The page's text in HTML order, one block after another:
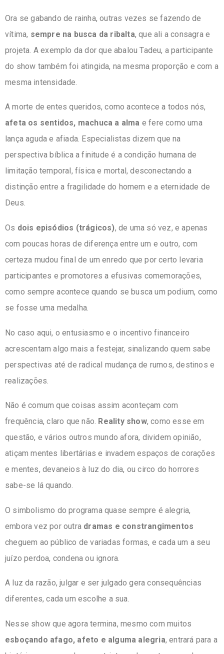
Ora se gabando de rainha, outras vezes se fazendo de
vítima, sempre na busca da ribalta, que ali a consagra e
projeta. A exemplo da dor que abalou Tadeu, a participante
do show também foi atingida, na mesma proporção e com a
mesma intensidade.
A morte de entes queridos, como acontece a todos nós,
afeta os sentidos, machuca a alma e fere como uma
lança aguda e afiada. Especialistas dizem que na
perspectiva bíblica a finitude é a condição humana de
limitação temporal, física e mortal, desconectando a
distinção entre a fragilidade do homem e a eternidade de
Deus.
Os dois episódios (trágicos), de uma só vez, e apenas
com poucas horas de diferença entre um e outro, com
certeza mudou final de um enredo que por certo levaria
participantes e promotores a efusivas comemorações,
como sempre acontece quando se busca um podium, como
se fosse uma medalha.
No caso aqui, o entusiasmo e o incentivo financeiro
acrescentam algo mais a festejar, sinalizando quem sabe
perspectivas até de radical mudança de rumos, destinos e
realizações.
Não é comum que coisas assim aconteçam com
frequência, claro que não. Reality show, como esse em
questão, e vários outros mundo afora, dividem opinião,
atiçam mentes libertárias e invadem espaços de corações
e mentes, devaneios à luz do dia, ou circo do horrores
sabe-se lá quando.
O simbolismo do programa quase sempre é alegria,
embora vez por outra dramas e constrangimentos
cheguem ao público de variadas formas, e cada um a seu
juízo perdoa, condena ou ignora.
A luz da razão, julgar e ser julgado gera consequências
diferentes, cada um escolhe a sua.
Nesse show que agora termina, mesmo com muitos
esboçando afago, afeto e alguma alegria, entrará para a